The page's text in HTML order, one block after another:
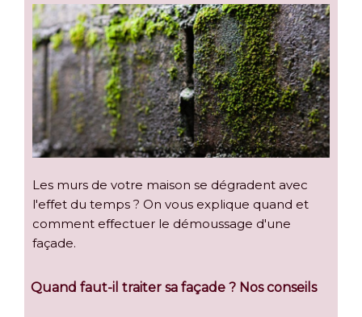
Les murs de votre maison se dégradent avec
l'effet du temps ? On vous explique quand et
comment effectuer le démoussage d'une
façade.
Quand faut-il traiter sa façade ? Nos conseils